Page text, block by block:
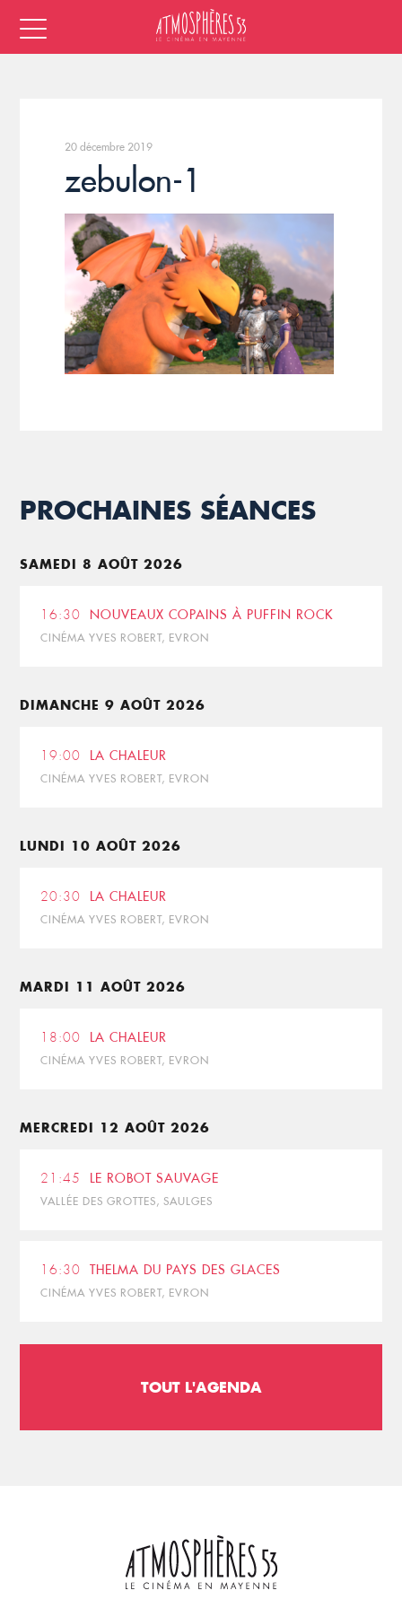
20 décembre 2019
zebulon-1
PROCHAINES SÉANCES
SAMEDI 8 AOÛT 2026
16:30 NOUVEAUX COPAINS À PUFFIN ROCK
CINÉMA YVES ROBERT, EVRON
DIMANCHE 9 AOÛT 2026
19:00 LA CHALEUR
CINÉMA YVES ROBERT, EVRON
LUNDI 10 AOÛT 2026
20:30 LA CHALEUR
CINÉMA YVES ROBERT, EVRON
MARDI 11 AOÛT 2026
18:00 LA CHALEUR
CINÉMA YVES ROBERT, EVRON
MERCREDI 12 AOÛT 2026
21:45 LE ROBOT SAUVAGE
VALLÉE DES GROTTES, SAULGES
16:30 THELMA DU PAYS DES GLACES
CINÉMA YVES ROBERT, EVRON
TOUT L'AGENDA